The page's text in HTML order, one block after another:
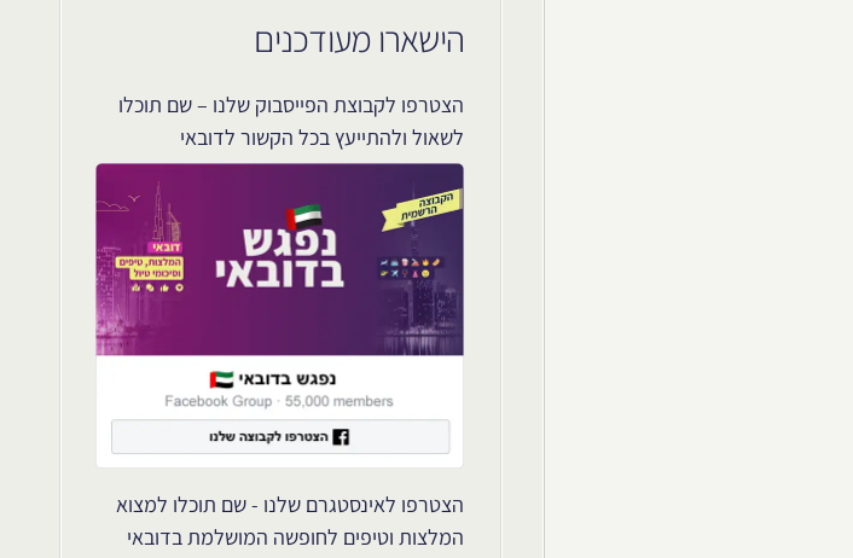
הישארו מעודכנים
הצטרפו לקבוצת הפייסבוק שלנו – שם תוכלו
לשאול ולהתייעץ בכל הקשור לדובאי
הצטרפו לאינסטגרם שלנו - שם תוכלו למצוא
המלצות וטיפים לחופשה המושלמת בדובאי